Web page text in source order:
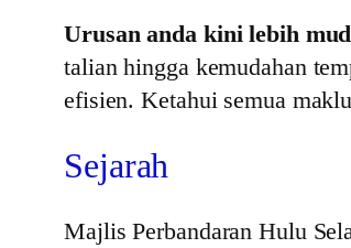
Urusan anda kini lebih
talian hingga kemudahan
efisien. Ketahui semua
Sejarah
Majlis Perbandaran Hulu